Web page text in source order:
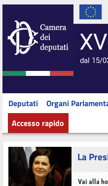
dal 15/
Deputati Organi
Accesso rapido
La
Vai alla